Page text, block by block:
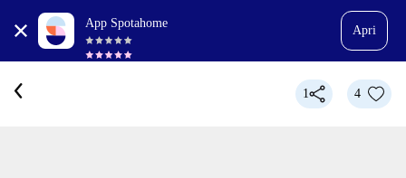
App Spotahome
Apri
1 4